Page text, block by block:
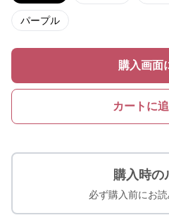
パープル
購入画面
カートに
購入時の
必ず購入前にお読